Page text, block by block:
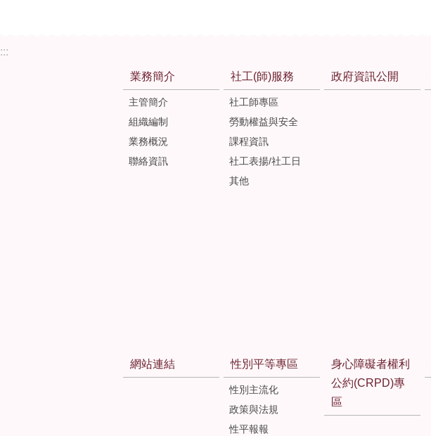
:::
業務簡介
主管簡介
組織編制
業務概況
聯絡資訊
社工(師)服務
社工師專區
勞動權益與安全
課程資訊
社工表揚/社工日
其他
政府資訊公開
網站連結 性別平等專區
性別主流化
政策與法規
性平報報
身心障礙者權利
公約(CRPD)專
區